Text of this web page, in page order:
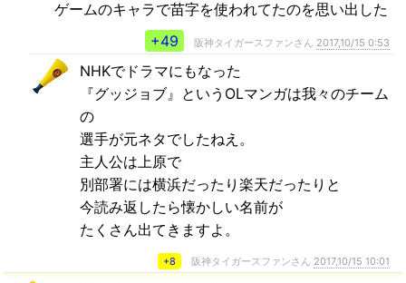
ゲームのキャラで苗字を使われてたのを思い出した
+49
阪神タイガースファンさん 2017,10/15 0:53
NHKでドラマにもなった
『グッジョブ』というOLマンガは我々のチーム
の
選手が元ネタでしたねえ。
主人公は上原で
別部署には横浜だったり楽天だったりと
今読み返したら懐かしい名前が
たくさん出てきますよ。
+8 阪神タイガースファンさん 2017,10/15 10:01